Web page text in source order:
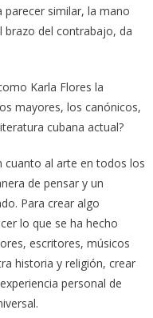
similar, la mano
brazo del contrabajo, da
Karla Flores la
mayores, los canónicos,
cubana actual?
cuanto al arte en todos los
de pensar y un
Para crear algo
lo que se ha hecho
escritores, músicos
historia y religión, crear
personal de